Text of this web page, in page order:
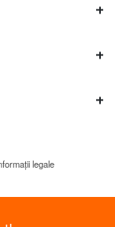
legale